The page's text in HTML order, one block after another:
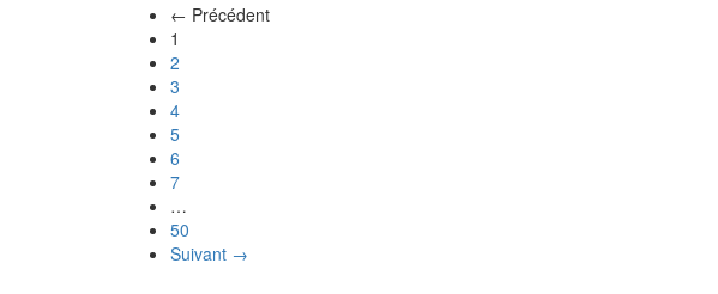
← Précédent
1
2
3
4
5
6
7
…
50
Suivant →